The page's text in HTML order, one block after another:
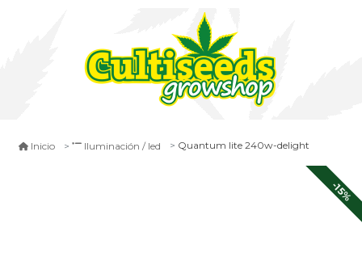
Inicio Iluminación / led Quantum lite 240w-delight
-15%